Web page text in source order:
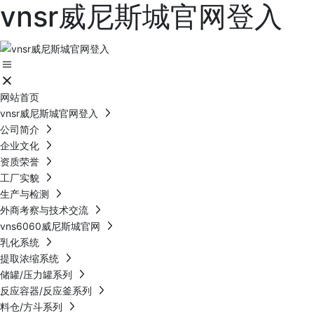
vnsr威尼斯城官网登入
网站首页
vnsr威尼斯城官网登入
公司简介
企业文化
资质荣誉
工厂实貌
生产与检测
外商考察与技术交流
vns6060威尼斯城官网
乳化系统
提取浓缩系统
储罐/压力罐系列
反应容器/反应釜系列
料仓/方斗系列